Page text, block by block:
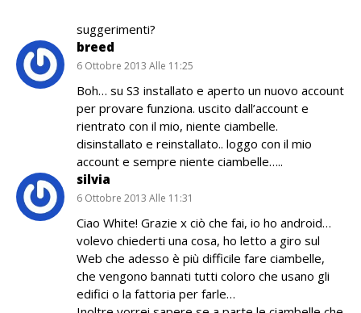
suggerimenti?
breed
6 Ottobre 2013 Alle 11:25
Boh… su S3 installato e aperto un nuovo account
per provare funziona. uscito dall’account e
rientrato con il mio, niente ciambelle.
disinstallato e reinstallato.. loggo con il mio
account e sempre niente ciambelle…..
silvia
6 Ottobre 2013 Alle 11:31
Ciao White! Grazie x ciò che fai, io ho android…
volevo chiederti una cosa, ho letto a giro sul
Web che adesso è più difficile fare ciambelle,
che vengono bannati tutti coloro che usano gli
edifici o la fattoria per farle…